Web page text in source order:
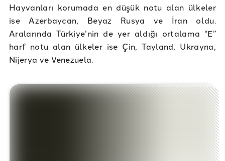
Hayvanları korumada en düşük notu alan ülkeler
ise Azerbaycan, Beyaz Rusya ve İran oldu.
Aralarında Türkiye’nin de yer aldığı ortalama “E”
harf notu alan ülkeler ise Çin, Tayland, Ukrayna,
Nijerya ve Venezuela.